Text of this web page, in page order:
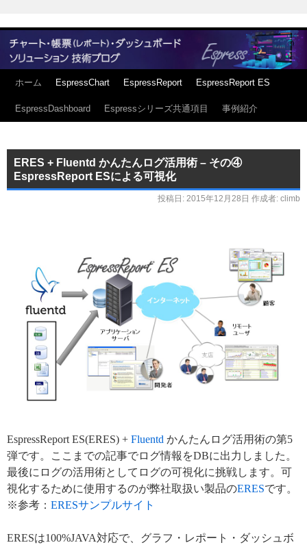
ホーム EspressChart EspressReport EspressReport ES
EspressDashboard Espressシリーズ共通項目 事例紹介
ERES + Fluentd かんたんログ活用術 – その④
EspressReport ESによる可視化
投稿日: 2015年12月28日 作成者: climb
EspressReport ES(ERES) + Fluentd かんたんログ活用術の第5
弾です。ここまでの記事でログ情報をDBに出力しました。
最後にログの活用術としてログの可視化に挑戦します。可
視化するために使用するのが弊社取扱い製品のERESです。
※参考： ERESサンプルサイト
ERESは100%JAVA対応で、グラフ・レポート・ダッシュボ